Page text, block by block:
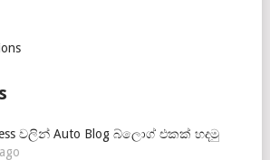
වලින් Auto Blog බ්ලොග් එකක් හදමු